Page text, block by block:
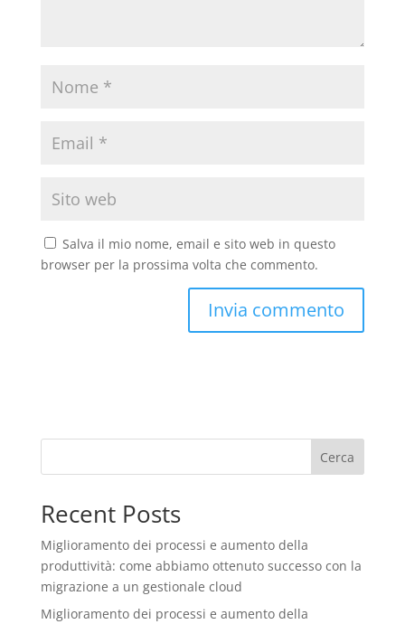
Salva il mio nome, email e sito web in questo
browser per la prossima volta che commento.
Cerca
Recent Posts
Miglioramento dei processi e aumento della
produttività: come abbiamo ottenuto successo con la
migrazione a un gestionale cloud
Miglioramento dei processi e aumento della